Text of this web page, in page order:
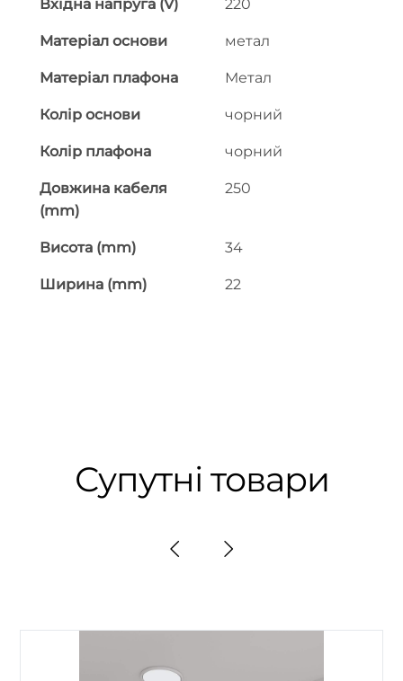
Вхідна напруга (V) 220
Матеріал основи метал
Матеріал плафона Метал
Колір основи чорний
Колір плафона чорний
Довжина кабеля
(mm)
250
Висота (mm) 34
Ширина (mm) 22
Супутні товари